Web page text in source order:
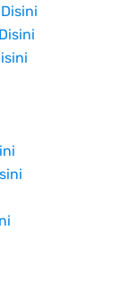
Disini
Disini